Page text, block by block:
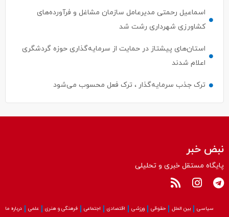
استان‌های پیشتاز در حمایت از سرمایه‌گذاری حوزه گردشگری
ترک جذب سرمایه‌گذار ، ترک فعل محسوب می‌شود
پایگاه مستقل خبری و تحلیلی
سیاسی بین الملل